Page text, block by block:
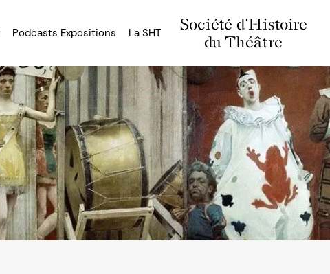
Société d'Histoire
du Théâtre
Podcasts Expositions La SHT